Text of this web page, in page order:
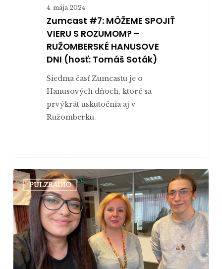
4. mája 2024
Zumcast #7: MÔŽEME SPOJIŤ
VIERU S ROZUMOM? –
RUŽOMBERSKÉ HANUSOVE
DNI (hosť: Tomáš Soták)
Siedma časť Zumcastu je o
Hanusových dňoch, ktoré sa
prvýkrát uskutočnia aj v
Ružomberku.
Zumcast
#6:
NÁSILIE
V
ROZPRÁVKACH?
(hostia:
doc.
Jana
PULZRADIO